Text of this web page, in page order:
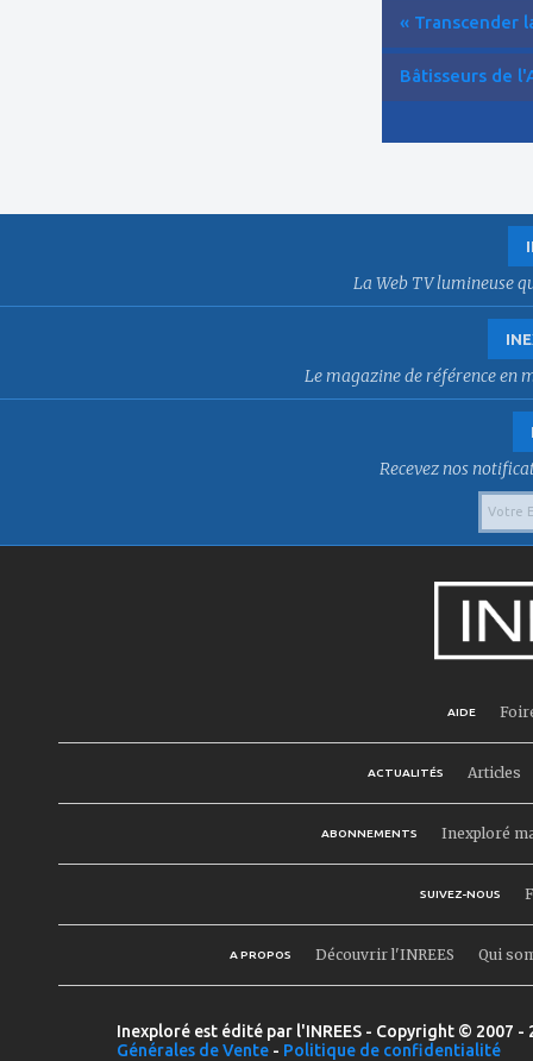
« Transcender
Bâtisseurs de
La Web TV lumineuse
Le magazine de référence en
Recevez nos
AIDE
ACTUALITÉS Articles
ABONNEMENTS Inexploré
SUIVEZ-NOUS
A PROPOS Découvrir l'INREES Qui
Inexploré est édité par l'INREES - Copyright © 2007
Générales de Vente - Politique de confidentialité